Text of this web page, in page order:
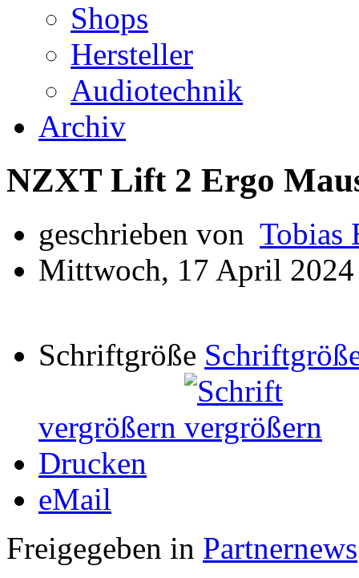
Shops
Hersteller
Audiotechnik
Archiv
NZXT Lift 2 Ergo
geschrieben von Tobias
Mittwoch, 17 April
Schriftgröße
vergrößern
Drucken
eMail
Freigegeben in Partnernews